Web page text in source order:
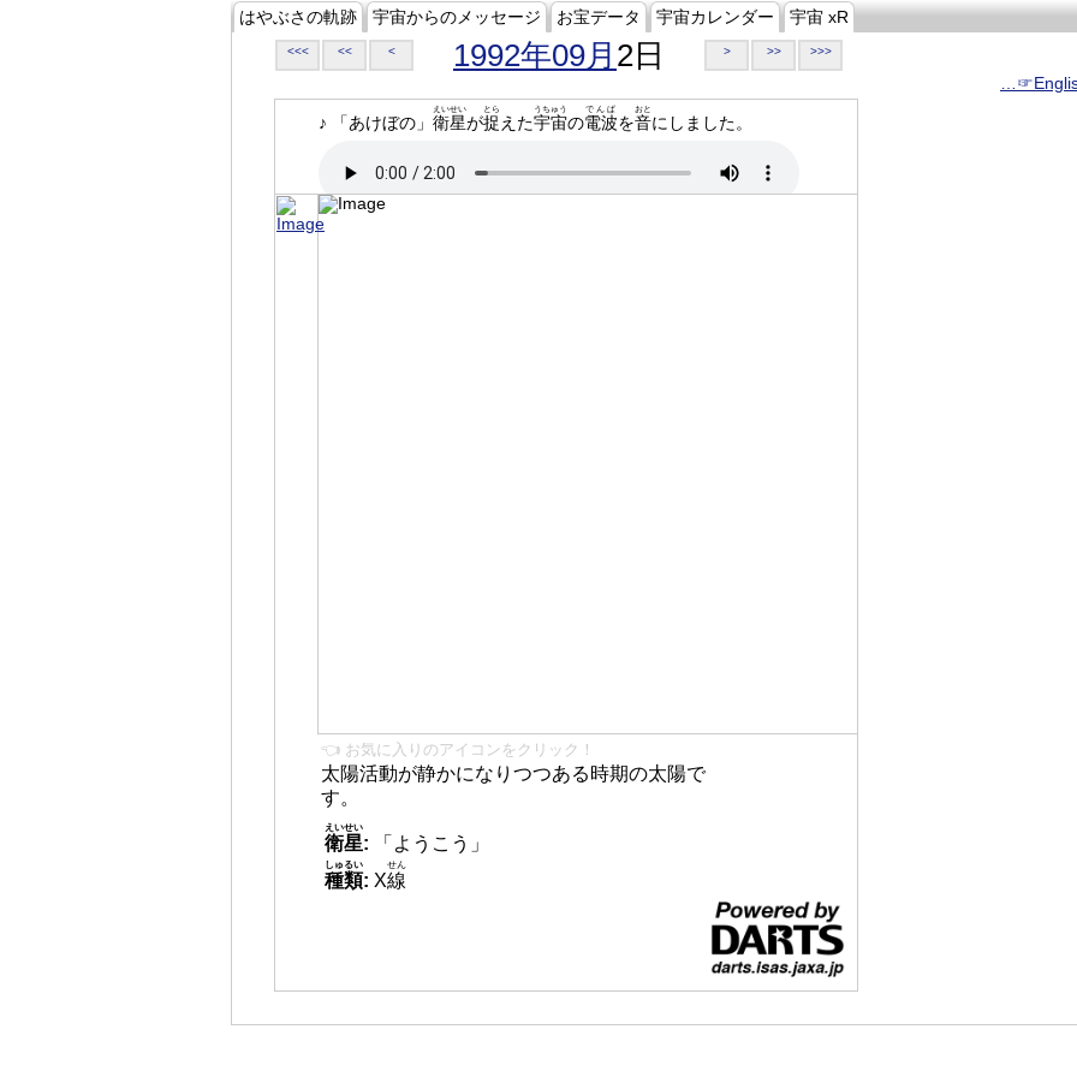
はやぶさの軌跡 宇宙からのメッセージ お宝データ 宇宙カレンダー 宇宙 xR
<<< << < 1992年09月 2日 > >> >>>
♪ 「あけぼの」 衛星
えいせい
が捉
とら
えた宇宙
うちゅう
の電波
でんぱ
を音
おと
にしました。
👈 お気に入りのアイコンをクリック！
太陽活動が静かになりつつある時期の太陽で
す。
衛星
えいせい
:
「ようこう」
種類
しゅるい
: X線
せん